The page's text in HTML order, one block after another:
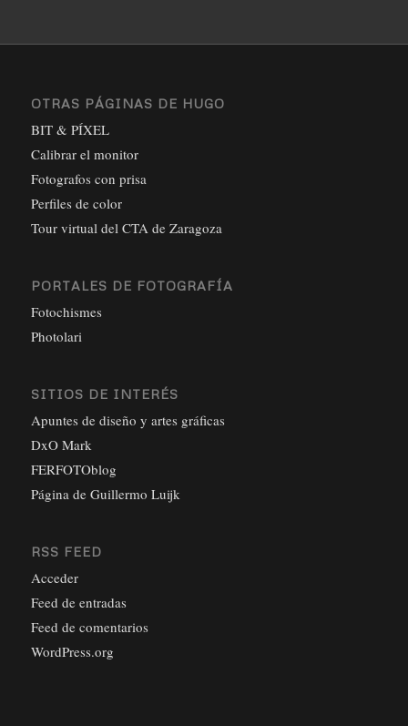
OTRAS PÁGINAS DE HUGO
BIT & PÍXEL
Calibrar el monitor
Fotografos con prisa
Perfiles de color
Tour virtual del CTA de Zaragoza
PORTALES DE FOTOGRAFÍA
Fotochismes
Photolari
SITIOS DE INTERÉS
Apuntes de diseño y artes gráficas
DxO Mark
FERFOTOblog
Página de Guillermo Luijk
RSS FEED
Acceder
Feed de entradas
Feed de comentarios
WordPress.org